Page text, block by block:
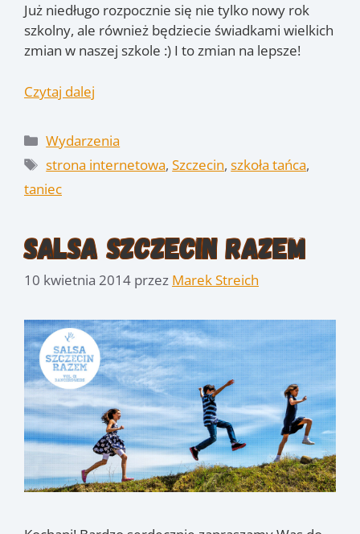
Już niedługo rozpocznie się nie tylko nowy rok
szkolny, ale również będziecie świadkami wielkich
zmian w naszej szkole :) I to zmian na lepsze!
Czytaj dalej
Kategorie
Wydarzenia
Tagi
strona internetowa,Szczecin,szkoła tańca,
taniec
Salsa Szczecin Razem
10 kwietnia 2014 przez Marek Streich